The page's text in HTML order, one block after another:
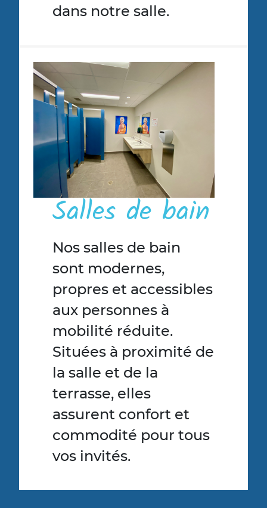
dans notre salle.
Salles de bain
Nos salles de bain
sont modernes,
propres et accessibles
aux personnes à
mobilité réduite.
Situées à proximité de
la salle et de la
terrasse, elles
assurent confort et
commodité pour tous
vos invités.